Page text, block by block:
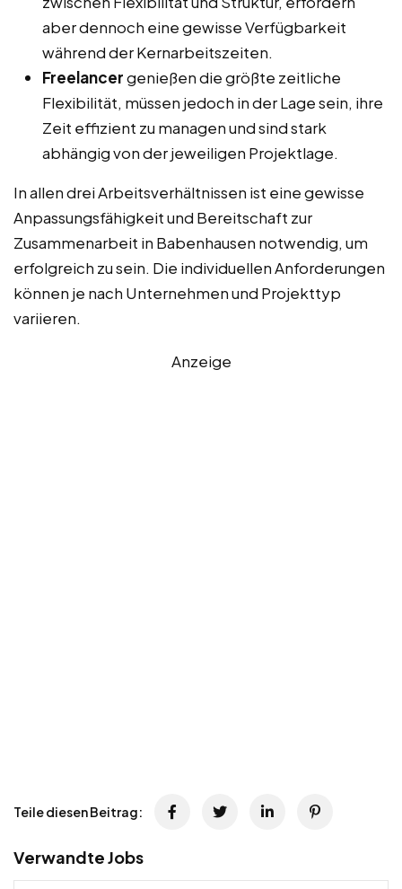
aber dennoch eine gewisse Verfügbarkeit
während der Kernarbeitszeiten.
Freelancergenießen die größte zeitliche
Flexibilität, müssen jedoch in der Lage sein, ihre
Zeit effizient zu managen und sind stark
abhängig von der jeweiligen Projektlage.
In allen drei Arbeitsverhältnissen ist eine gewisse
Anpassungsfähigkeit und Bereitschaft zur
Zusammenarbeit in Babenhausen notwendig, um
erfolgreich zu sein. Die individuellen Anforderungen
können je nach Unternehmen und Projekttyp
variieren.
Anzeige
Teile diesen Beitrag:
Verwandte Jobs